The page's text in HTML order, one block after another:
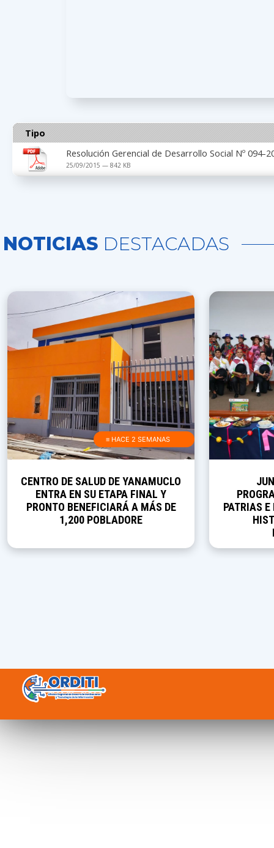
Tipo
Resolución Gerencial de Desarrollo Social Nº 094-
25/09/2015 — 842 KB
NOTICIAS DESTACADAS
≡ HACE 2 SEMANAS
CENTRO DE SALUD DE YANAMUCLO
ENTRA EN SU ETAPA FINAL Y
PRONTO BENEFICIARÁ A MÁS DE
1,200 POBLADORE
PATRIAS